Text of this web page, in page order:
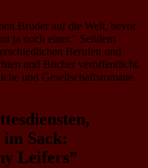
Bruder auf die Welt, bevor
ja noch einer." Seitdem
Berufen und
und Bücher veröffentlicht.
und Gesellschaftsromane.
Sack:
Leifers”